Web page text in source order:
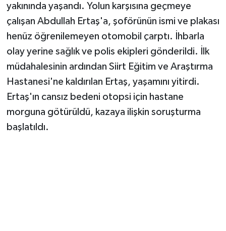
yakınında yaşandı. Yolun karşısına geçmeye
çalışan Abdullah Ertaş'a, şoförünün ismi ve plakası
henüz öğrenilemeyen otomobil çarptı. İhbarla
olay yerine sağlık ve polis ekipleri gönderildi. İlk
müdahalesinin ardından Siirt Eğitim ve Araştırma
Hastanesi'ne kaldırılan Ertaş, yaşamını yitirdi.
Ertaş'ın cansız bedeni otopsi için hastane
morguna götürüldü, kazaya ilişkin soruşturma
başlatıldı.